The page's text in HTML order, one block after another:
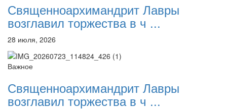
Священноархимандрит Лавры
возглавил торжества в ч ...
28 июля, 2026
Важное
Священноархимандрит Лавры
возглавил торжества в ч ...